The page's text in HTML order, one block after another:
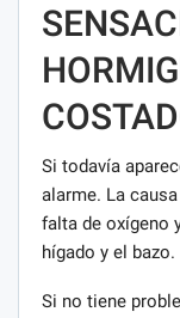
Si todavía
alarme. La
falta de oxígeno
hígado y el bazo.
Si no tiene